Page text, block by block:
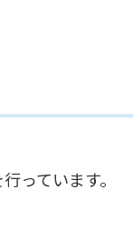
っています。